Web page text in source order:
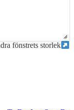
fönstrets storlek